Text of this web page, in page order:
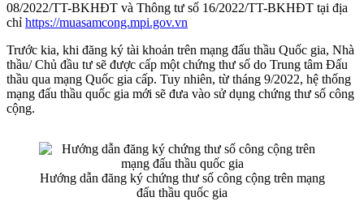
08/2022/TT-BKHĐT và Thông tư số 16/2022/TT-BKHĐT tại địa
chỉ https://muasamcong.mpi.gov.vn
Trước kia, khi đăng ký tài khoản trên mạng đấu thầu Quốc gia, Nhà
thầu/ Chủ đầu tư sẽ được cấp một chứng thư số do Trung tâm Đấu
thầu qua mạng Quốc gia cấp. Tuy nhiên, từ tháng 9/2022, hệ thống
mạng đấu thầu quốc gia mới sẽ đưa vào sử dụng chứng thư số công
cộng.
Hướng dẫn đăng ký chứng thư số công cộng trên mạng
đấu thầu quốc gia